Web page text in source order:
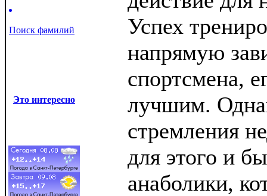
Поиск фамилий
Это интересно
Успех
напрямую
спортсмена,
лучшим.
стремления
для этого и
анаболики,